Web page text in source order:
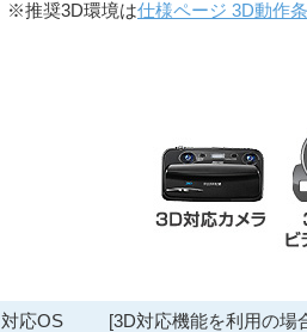
※推奨3D環境は仕様ページ 3D動作
対応OS
[3D対応機能を利用の場